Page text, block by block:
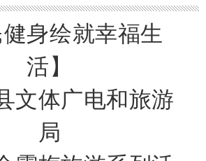
健身绘就幸福生
活】
文体广电和旅游
局